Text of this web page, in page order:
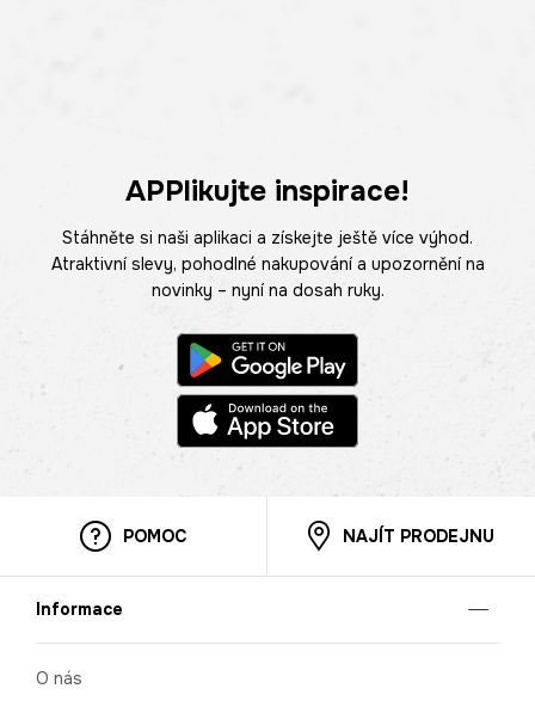
APPlikujte inspirace!
Stáhněte si naši aplikaci a získejte ještě více výhod.
Atraktivní slevy, pohodlné nakupování a upozornění na
novinky – nyní na dosah ruky.
POMOC NAJÍT PRODEJNU
Informace
O nás